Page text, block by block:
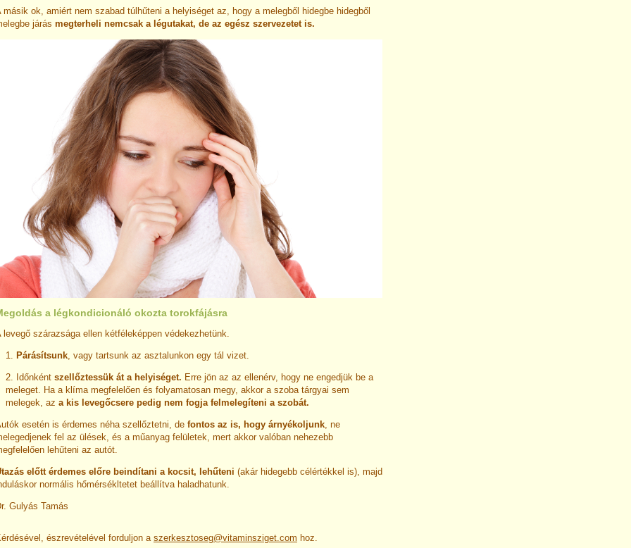
másik ok, amiért nem szabad túlhűteni a helyiséget az, hogy a melegből hidegbe hidegből
járás megterheli nemcsak a légutakat, de az egész szervezetet is.
a légkondicionáló okozta torokfájásra
levegő szárazsága ellen kétféleképpen védekezhetünk.
1. Párásítsunk, vagy tartsunk az asztalunkon egy tál vizet.
2. Időnkéntszellőztessük át a helyiséget. Erre jön az az ellenérv, hogy ne engedjük be a
meleget. Ha a klíma megfelelően és folyamatosan megy, akkor a szoba tárgyai sem
melegek, aza kis levegőcsere pedig nem fogja felmelegíteni a szobát.
esetén is érdemes néha szellőztetni, de fontos az is, hogy árnyékoljunk, ne
fel az ülések, és a műanyag felületek, mert akkor valóban nehezebb
lehűteni az autót.
előtt érdemes előre beindítani a kocsit, lehűteni (akár hidegebb célértékkel is), majd
normális hőmérsékltetet beállítva haladhatunk.
Gulyás Tamás
észrevételével forduljon a szerkesztoseg@vitaminsziget.com hoz.